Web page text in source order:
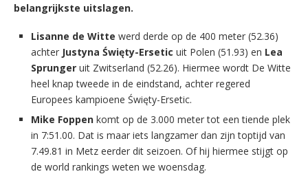
belangrijkste uitslagen.
Lisanne de Witte werd derde op de 400 meter (52.36)
achter Justyna Święty-Ersetic uit Polen (51.93) en Lea
Sprunger uit Zwitserland (52.26). Hiermee wordt De Witte
heel knap tweede in de eindstand, achter regered
Europees kampioene Święty-Ersetic.
Mike Foppen komt op de 3.000 meter tot een tiende plek
in 7:51.00. Dat is maar iets langzamer dan zijn toptijd van
7.49.81 in Metz eerder dit seizoen. Of hij hiermee stijgt op
de world rankings weten we woensdag.